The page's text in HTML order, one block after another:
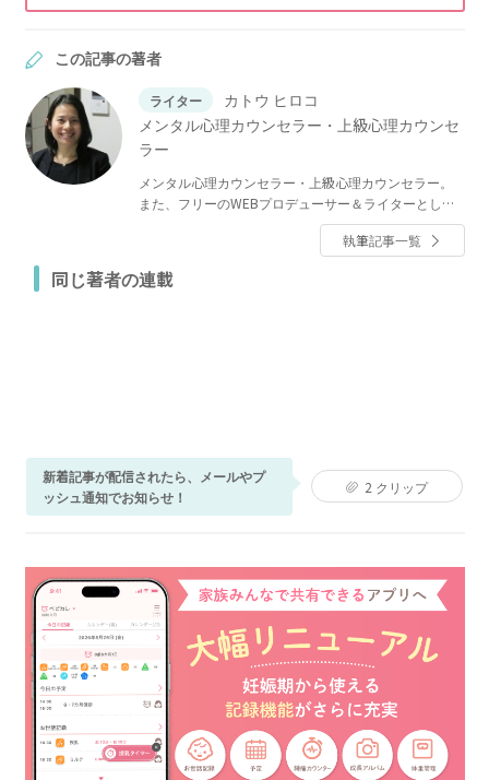
この記事の著者
ライター
カトウ ヒロコ
メンタル心理カウンセラー・上級心理カウンセ
ラー
メンタル心理カウンセラー・上級心理カウンセラー。
また、フリーのWEBプロデューサー＆ライターとして
執筆記事一覧
同じ著者の連載
新着記事が配信されたら、メールやプ
ッシュ通知でお知らせ！
2 クリップ